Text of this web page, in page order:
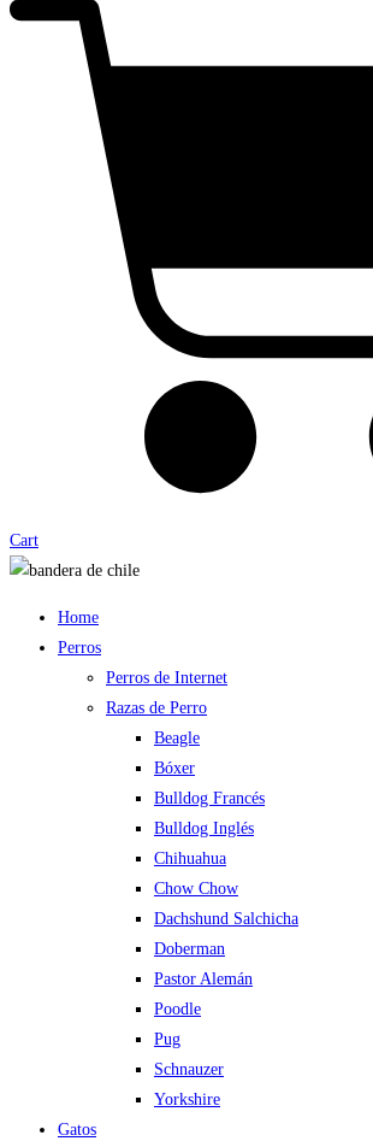
Cart
Home
Perros
Perros de Internet
Razas de Perro
Beagle
Bóxer
Bulldog Francés
Bulldog Inglés
Chihuahua
Chow Chow
Dachshund Salchicha
Doberman
Pastor Alemán
Poodle
Pug
Schnauzer
Yorkshire
Gatos